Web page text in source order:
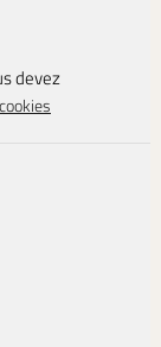
devez